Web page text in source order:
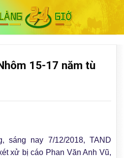
15-17 năm tù
sáng nay 7/12/2018, TAND
xử bị cáo Phan Văn Anh Vũ,